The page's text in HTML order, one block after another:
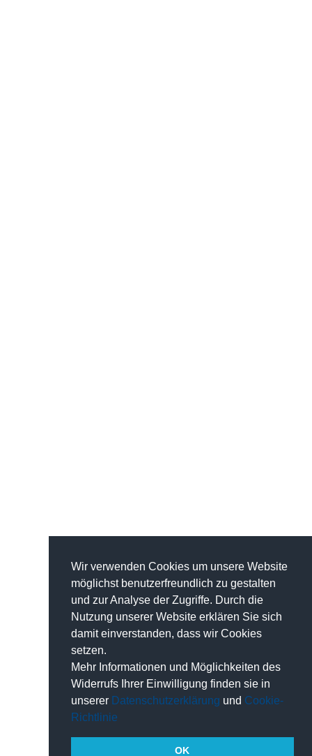
Wir verwenden Cookies um unsere Website
möglichst benutzerfreundlich zu gestalten
und zur Analyse der Zugriffe. Durch die
Nutzung unserer Website erklären Sie sich
damit einverstanden, dass wir Cookies
setzen.
Mehr Informationen und Möglichkeiten des
Widerrufs Ihrer Einwilligung finden sie in
unserer Datenschutzerklärung und Cookie-
Richtlinie
OK